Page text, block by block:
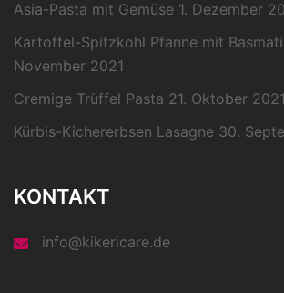
Asia-Pasta mit Gemüse 1. Dezember
Kartoffel-Spitzkohl Pfanne mit
November 2021
Cremige Trüffel Pasta 21. Oktober 2021
Kürbis-Kichererbsen Lasagne 30.
KONTAKT
info@kikericare.de